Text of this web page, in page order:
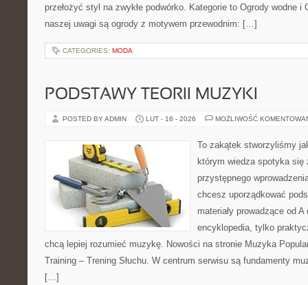
przełożyć styl na zwykłe podwórko. Kategorie to Ogrody wodne i
naszej uwagi są ogrody z motywem przewodnim: […]
CATEGORIES: MODA
PODSTAWY TEORII MUZYKI
POSTED BY ADMIN LUT - 16 - 2026 MOŻLIWOŚĆ
To zakątek stworzyliśmy
którym wiedza spotyka
przystępnego
chcesz uporządkować
materiały prowadzące od
encyklopedia, tylko
chcą lepiej rozumieć muzykę. Nowości na stronie Muzyka
Training – Trening Słuchu. W centrum serwisu są fundamenty
[…]